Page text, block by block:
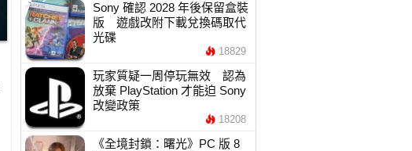
Sony 確認 2028 年後保留盒裝
版 遊戲改附下載兌換碼取代
光碟
18829
玩家質疑一周停玩無效 認為
放棄 PlayStation 才能迫 Sony
改變政策
18208
《全境封鎖：曙光》PC 版 8